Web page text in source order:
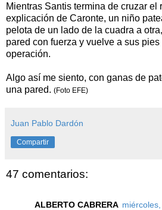
Mientras Santis termina de cruzar el
explicación de Caronte, un niño
pelota de un lado de la cuadra a
pared con fuerza y vuelve a sus
operación.
Algo así me siento, con ganas de
una pared. (Foto EFE)
Juan Pablo Dardón
Compartir
47 comentarios:
ALBERTO CABRERA